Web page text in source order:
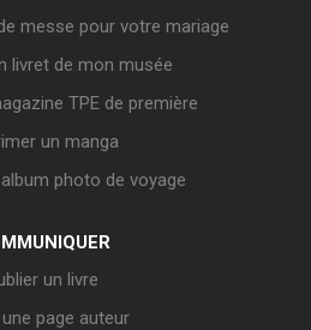
messe pour votre mariage
livret de mon musée
TPE de première
un manga
photo de voyage
un livre
page auteur